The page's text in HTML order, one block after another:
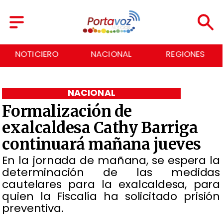
NACIONAL REGIONES ECONOMÍA
Formalización de
exalcaldesa Cathy Barriga
continuará mañana jueves
En la jornada de mañana, se espera la
determinación de las medidas
cautelares para la exalcaldesa, para
quien la Fiscalía ha solicitado prisión
preventiva.
NACIONAL